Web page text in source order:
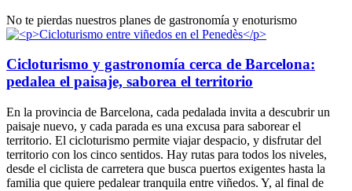
No te pierdas nuestros planes de gastronomía y enoturismo
Cicloturismo y gastronomía cerca de Barcelona:
pedalea el paisaje, saborea el territorio
En la provincia de Barcelona, cada pedalada invita a descubrir un
paisaje nuevo, y cada parada es una excusa para saborear el
territorio. El cicloturismo permite viajar despacio, y disfrutar del
territorio con los cinco sentidos. Hay rutas para todos los niveles,
desde el ciclista de carretera que busca puertos exigentes hasta la
familia que quiere pedalear tranquila entre viñedos. Y, al final de